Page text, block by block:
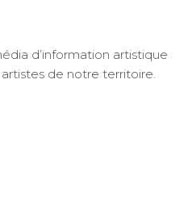
d’information artistique
de notre territoire.